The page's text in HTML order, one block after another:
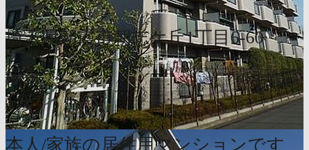
埼玉県朝霞市朝志ケ丘1丁目6-60
簡単
1分
本人/家族の居住用マンションです